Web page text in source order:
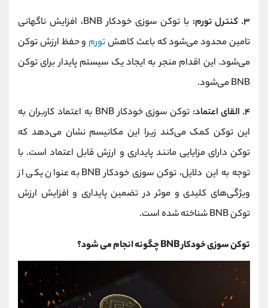
۳. کنترل تورم:
با توکن سوزی خودکار BNB، افزایش ناگهانی
تامین محدود می‌شود که باعث کاهشتورم و حفظ ارزش توکن
می‌شود. این اقدام منجر به ایجاد یک سیستم پایدار برای توکن
BNB می‌شود.
۴. القای اعتماد:
توکن سوزی خودکار BNB به اعتماد کاربران به
این توکن کمک می‌کند زیرا این مکانیسم نشان می‌دهد که
توکن دارای مزایایی مانند پایداری و ارزش قابل اعتماد است. با
توجه به این دلایل، توکن سوزی خودکار BNB به عنوان یکی از
ویژگی‌های کلیدی و موثر در تضمین پایداری و افزایش ارزش
توکن BNB شناخته شده است.
توکن سوزی خودکار BNB چگونه انجام می شود؟